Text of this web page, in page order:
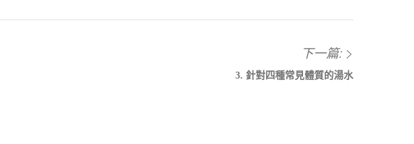
下一篇:
3. 針對四種常見體質的湯水